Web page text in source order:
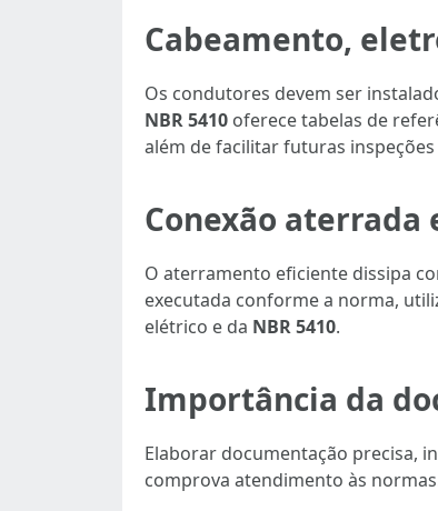
Cabeamento,
Os condutores devem ser
NBR 5410 oferece tabelas de
além de facilitar futuras
Conexão
O aterramento eficiente dissipa
executada conforme a norma,
elétrico e da NBR 5410.
Importância da
Elaborar documentação precisa,
comprova atendimento às